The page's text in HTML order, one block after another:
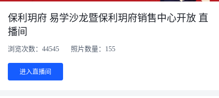
保利玥府 易学沙龙暨保利玥府销售中心开放 直
播间
浏览次数：44545 照片数量：155
进入直播间